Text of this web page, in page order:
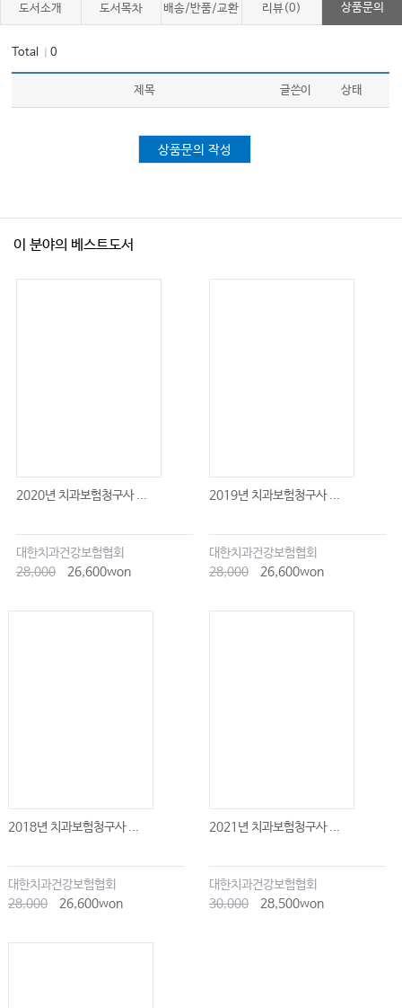
도서소개 도서목차 배송/반품/교환 리뷰(0) 상품문의
Total ｜0
제목 글쓴이 상태
상품문의 작성
이 분야의 베스트도서
2020년 치과보험청구사 ...
대한치과건강보험협회
28,000
26,600won
2019년 치과보험청구사 ...
대한치과건강보험협회
28,000
26,600won
2018년 치과보험청구사 ...
대한치과건강보험협회
28,000
26,600won
2021년 치과보험청구사 ...
대한치과건강보험협회
30,000
28,500won